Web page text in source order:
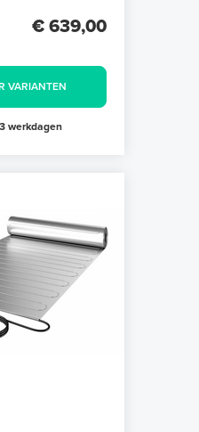
€ 639,00
VARIANTEN
werkdagen